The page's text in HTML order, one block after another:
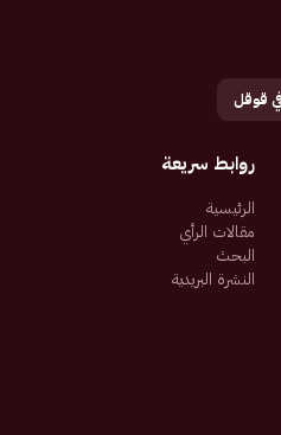
قوقل
روابط سريعة
الرئيسية
مقالات الرأي
البحث
النشرة البريدية